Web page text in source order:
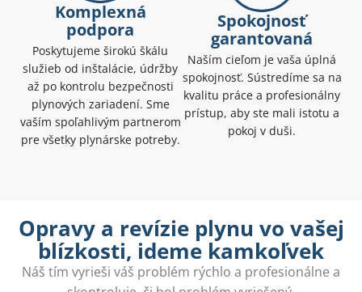
Komplexná
podpora
Poskytujeme širokú škálu
služieb od inštalácie, údržby
až po kontrolu bezpečnosti
plynových zariadení. Sme
vaším spoľahlivým partnerom
pre všetky plynárske potreby.
Spokojnosť
garantovaná
Naším cieľom je vaša úplná
spokojnosť. Sústredíme sa na
kvalitu práce a profesionálny
prístup, aby ste mali istotu a
pokoj v duši.
Opravy a revízie plynu vo vašej
blízkosti, ideme kamkoľvek
Náš tím vyrieši váš problém rýchlo a profesionálne a